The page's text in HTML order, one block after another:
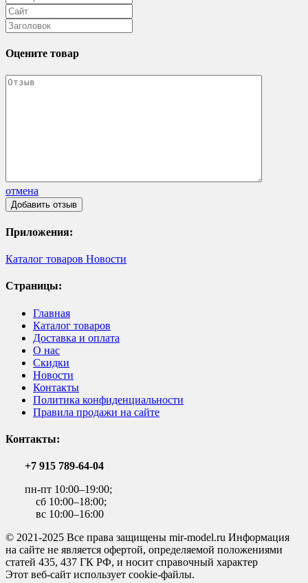
Оцените товар
отмена
Приложения:
Каталог товаров Новости
Страницы:
Главная
Каталог товаров
Доставка и оплата
О нас
Скидки
Новости
Контакты
Политика конфиденциальности
Правила продажи на сайте
Контакты:
+7 915 789-64-04
пн-пт 10:00–19:00;
сб 10:00–18:00;
вс 10:00–16:00
© 2021-2025 Все права защищены mir-model.ru Информация
на сайте не является офертой, определяемой положениями
статей 435, 437 ГК РФ, и носит справочный характер
Этот веб-сайт использует cookie-файлы.